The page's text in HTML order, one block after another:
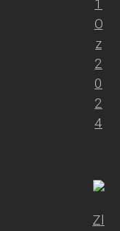
1
O
z
2
0
2
4
Zl